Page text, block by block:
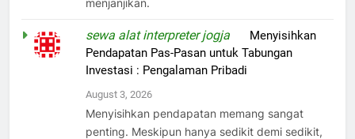
sewa alat interpreter jogja
Menyisihkan
Pendapatan Pas-Pasan untuk Tabungan
Investasi : Pengalaman Pribadi
August 3, 2026
Menyisihkan pendapatan memang sangat
penting. Meskipun hanya sedikit demi sedikit,